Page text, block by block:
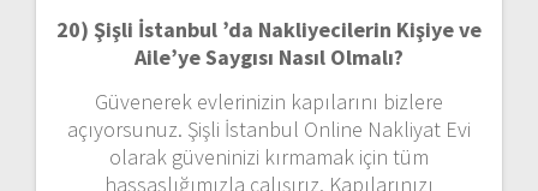
20) Şişli İstanbul ’da Nakliyecilerin Kişiye ve
Aile’ye Saygısı Nasıl Olmalı?
Güvenerek evlerinizin kapılarını bizlere
açıyorsunuz. Şişli İstanbul Online Nakliyat Evi
olarak güveninizi kırmamak için tüm
hassaslığımızla çalışırız. Kapılarınızı